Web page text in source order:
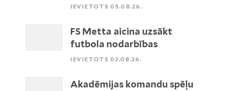
IEVIETOTS 05.08.26.
FS Metta aicina uzsākt
futbola nodarbības
IEVIETOTS 03.08.26.
Akadēmijas komandu spēļu